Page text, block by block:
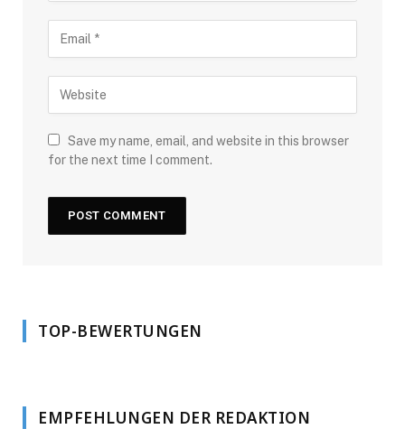
Save my name, email, and website in this browser
for the next time I comment.
TOP-BEWERTUNGEN
EMPFEHLUNGEN DER REDAKTION